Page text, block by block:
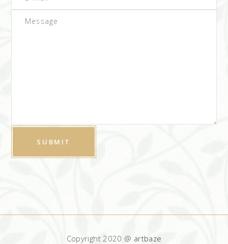
Copyright 2020 @ artbaze